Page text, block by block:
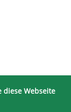
diese Webseite